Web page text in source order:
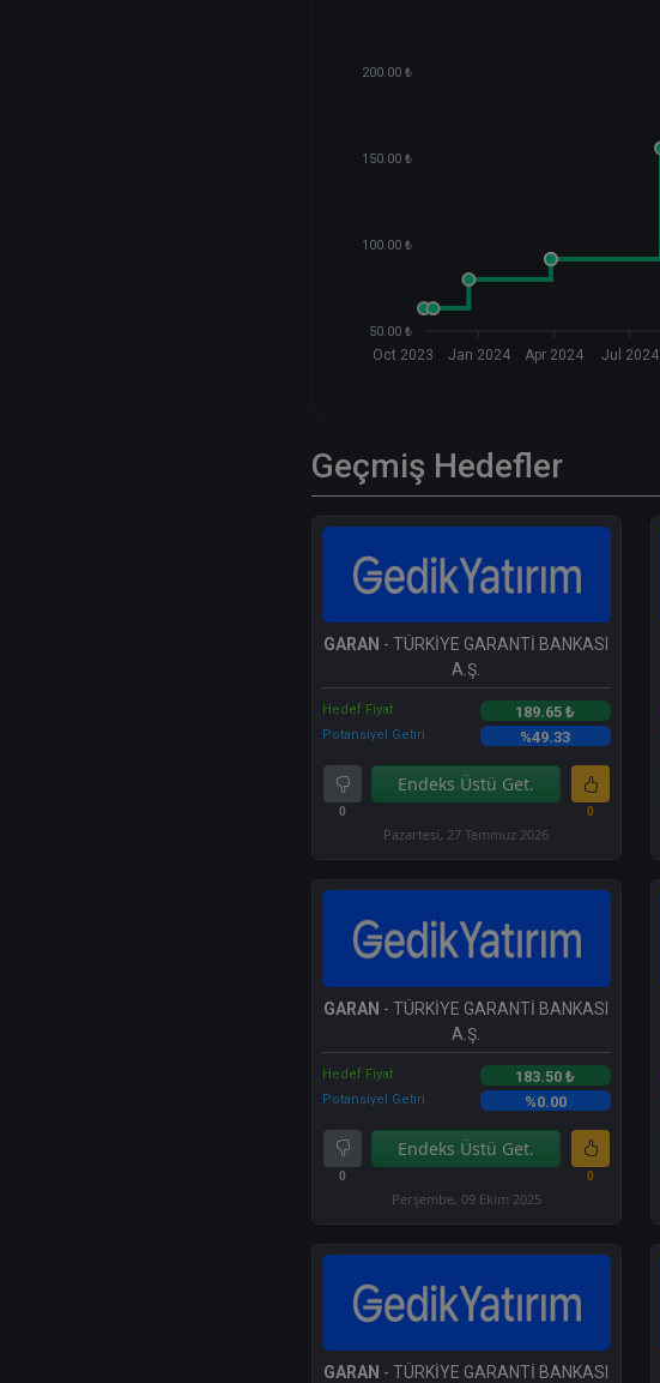
200.00 ₺
150.00 ₺
100.00 ₺
50.00 ₺
Oct 2023 Jan 2024 Apr 2024 Jul 2024
Geçmiş Hedefler
GARAN - TÜRKİYE GARANTİ BANKASI
A.Ş.
Hedef Fiyat 189.65 ₺
Potansiyel Getiri %49.33
0
Endeks Üstü Get.
0
Pazartesi, 27 Temmuz 2026
GARAN - TÜRKİYE GARANTİ BANKASI
A.Ş.
Hedef Fiyat 183.50 ₺
Potansiyel Getiri %0.00
0
Endeks Üstü Get.
0
Perşembe, 09 Ekim 2025
GARAN - TÜRKİYE GARANTİ BANKASI